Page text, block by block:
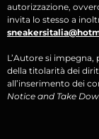
autorizzazione,
invita lo stesso a
L’Autore si
della titolarità dei
all’inserimento dei
Notice and Take